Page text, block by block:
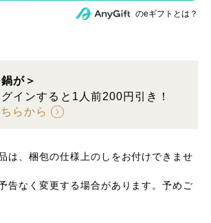
のeギフトとは？
が＞
インすると1人前200円引き！
らから
は、梱包の仕様上のしをお付けできませ
告なく変更する場合があります。予めご